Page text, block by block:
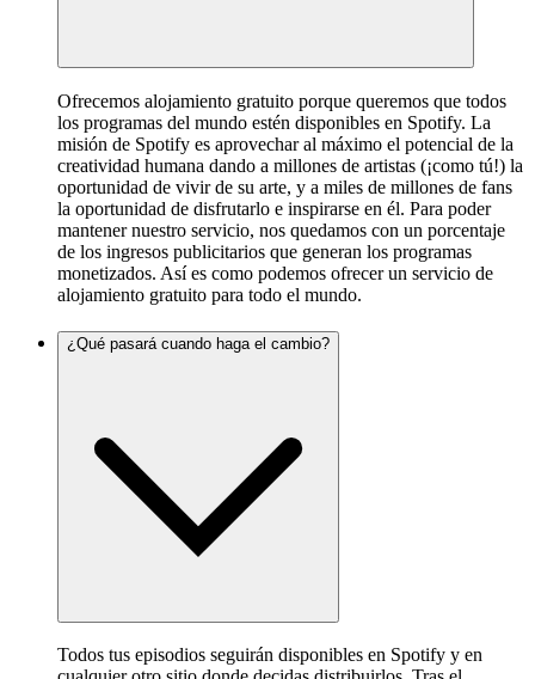
Ofrecemos alojamiento gratuito porque queremos que todos
los programas del mundo estén disponibles en Spotify. La
misión de Spotify es aprovechar al máximo el potencial de la
creatividad humana dando a millones de artistas (¡como tú!) la
oportunidad de vivir de su arte, y a miles de millones de fans
la oportunidad de disfrutarlo e inspirarse en él. Para poder
mantener nuestro servicio, nos quedamos con un porcentaje
de los ingresos publicitarios que generan los programas
monetizados. Así es como podemos ofrecer un servicio de
alojamiento gratuito para todo el mundo.
¿Qué pasará cuando haga el cambio?
Todos tus episodios seguirán disponibles en Spotify y en